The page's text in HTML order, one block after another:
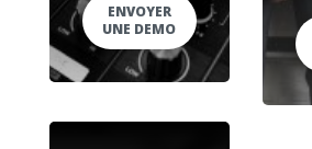
ENVOYER
UNE DEMO